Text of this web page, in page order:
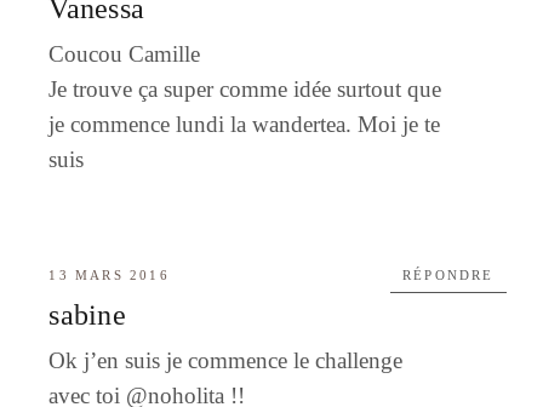
Vanessa
Coucou Camille
Je trouve ça super comme idée surtout que
je commence lundi la wandertea. Moi je te
suis
13 MARS 2016
sabine
Ok j’en suis je commence le challenge
avec toi @noholita !!
RÉPONDRE